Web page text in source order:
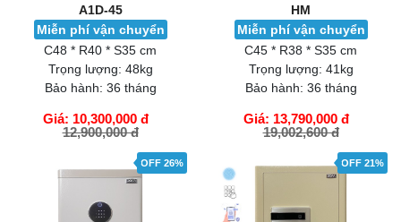
A1D-45
Miễn phí vận chuyển
C48 * R40 * S35 cm
Trọng lượng: 48kg
Bảo hành: 36 tháng
Giá: 10,300,000 đ
12,900,000 đ
GIỎ HÀNG
HM
Miễn phí vận chuyển
C45 * R38 * S35 cm
Trọng lượng: 41kg
Bảo hành: 36 tháng
Giá: 13,790,000 đ
19,002,600 đ
GIỎ HÀNG
OFF 26% OFF 21%